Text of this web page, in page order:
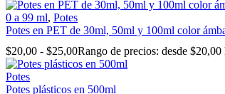
0 a 99 ml, Potes
Potes en PET de 30ml, 50ml y 100ml color
$20,00 - $25,00Rango de precios: desde $20,00
Potes
Potes plásticos en 500ml